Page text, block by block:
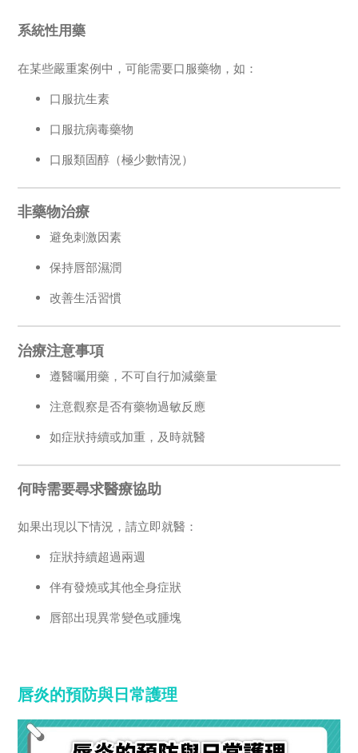
系統性用藥
在某些嚴重案例中，可能需要口服藥物，如：
口服抗生素
口服抗病毒藥物
口服類固醇（極少數情況）
非藥物治療
避免刺激因素
保持唇部濕潤
改善生活習慣
治療注意事項
遵醫囑用藥，不可自行加減藥量
注意觀察是否有藥物過敏反應
如症狀持續或加重，及時就醫
何時需要尋求醫療協助
如果出現以下情況，請立即就醫：
症狀持續超過兩週
伴有發燒或其他全身症狀
唇部出現異常變色或腫塊
唇炎的預防與日常護理